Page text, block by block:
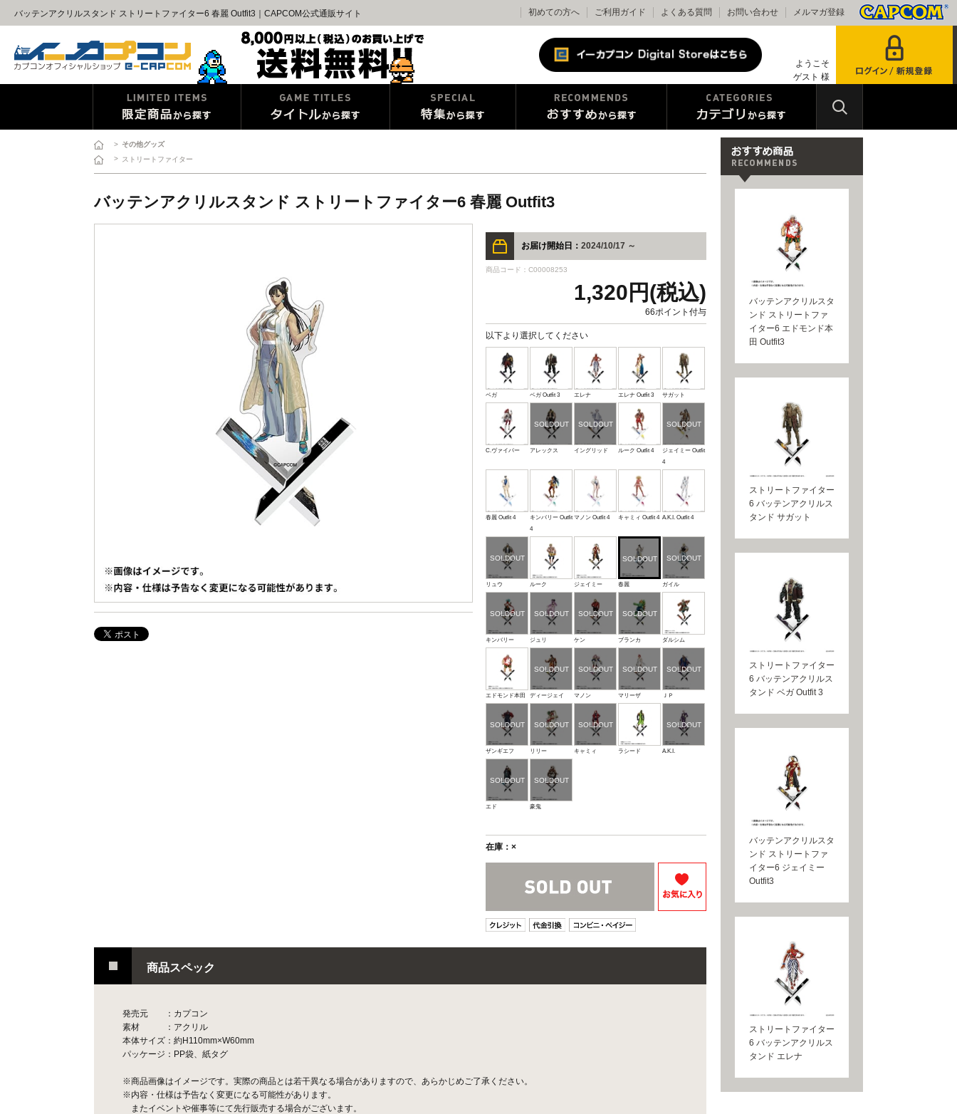
バッテンアクリルスタンド ストリートファイター6 春麗 Outfit3｜CAPCOM公式通販サイト 初めての方へ ご利用ガイド よくある質問 お問い合わせ メルマガ登録
ようこそ
ゲスト 様
> その他グッズ
>
ストリートファイター
バッテンアクリルスタンド ストリートファイター6 春麗 Outfit3
お届け開始日： 2024/10/17 ～
商品コード：C00008253
1,320円(税込)
66ポイント付与
以下より選択してください
ベガ ベガ Outfit 3 エレナ エレナ Outfit 3 サガット
C.ヴァイパー アレックス イングリッド ルーク Outfit 4
ジェイミー Outfit
4
春麗 Outfit 4
キンバリー Outfit
4
マノン Outfit 4 キャミィ Outfit 4 A.K.I. Outfit 4
リュウ ルーク ジェイミー 春麗 ガイル
キンバリー ジュリ ケン ブランカ ダルシム
エドモンド本田 ディージェイ マノン マリーザ ＪＰ
ザンギエフ リリー キャミィ ラシード A.K.I.
エド 豪鬼
在庫：×
商品スペック
発売元 ：カプコン
素材 ：アクリル
本体サイズ：約H110mm×W60mm
パッケージ：PP袋、紙タグ
※商品画像はイメージです。実際の商品とは若干異なる場合がありますので、あらかじめご了承ください。
※内容・仕様は予告なく変更になる可能性があります。
またイベントや催事等にて先行販売する場合がございます。
バッテンアクリルスタ
ンド ストリートファ
イター6 エドモンド本
田 Outfit3
ストリートファイター
6 バッテンアクリルス
タンド サガット
ストリートファイター
6 バッテンアクリルス
タンド ベガ Outfit 3
バッテンアクリルスタ
ンド ストリートファ
イター6 ジェイミー
Outfit3
ストリートファイター
6 バッテンアクリルス
タンド エレナ